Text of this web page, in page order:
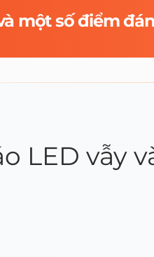
một số điểm
LED vẫy